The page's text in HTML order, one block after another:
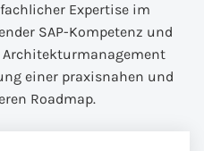
Expertise im
SAP-Kompetenz und
einer praxisnahen und
Roadmap.